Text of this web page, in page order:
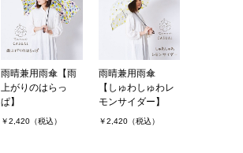
雨晴兼用雨傘【雨
上がりのはらっ
ぱ】
￥2,420（税込）
雨晴兼用雨傘
【しゅわしゅわレ
モンサイダー】
￥2,420（税込）